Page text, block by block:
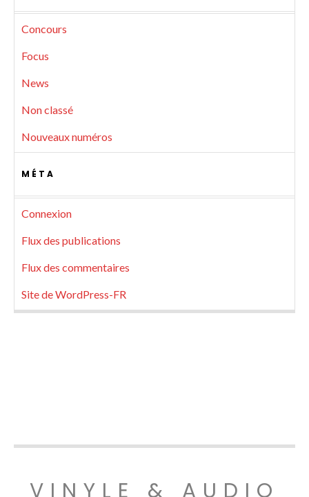
Concours
Focus
News
Non classé
Nouveaux numéros
MÉTA
Connexion
Flux des publications
Flux des commentaires
Site de WordPress-FR
VINYLE & AUDIO